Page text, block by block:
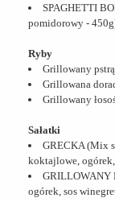
SPAGHETTI
pomidorowy -
Ryby
Grillowany
Grillowana
Grillowany
Sałatki
GRECKA (Mix
koktajlowe,
GRILLOWANY
ogórek, sos